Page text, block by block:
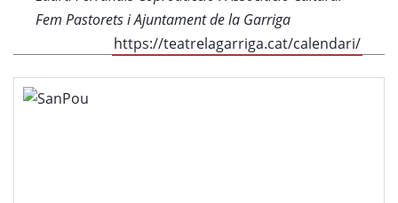
Fem Pastorets i Ajuntament de la Garriga
https://teatrelagarriga.cat/calendari/